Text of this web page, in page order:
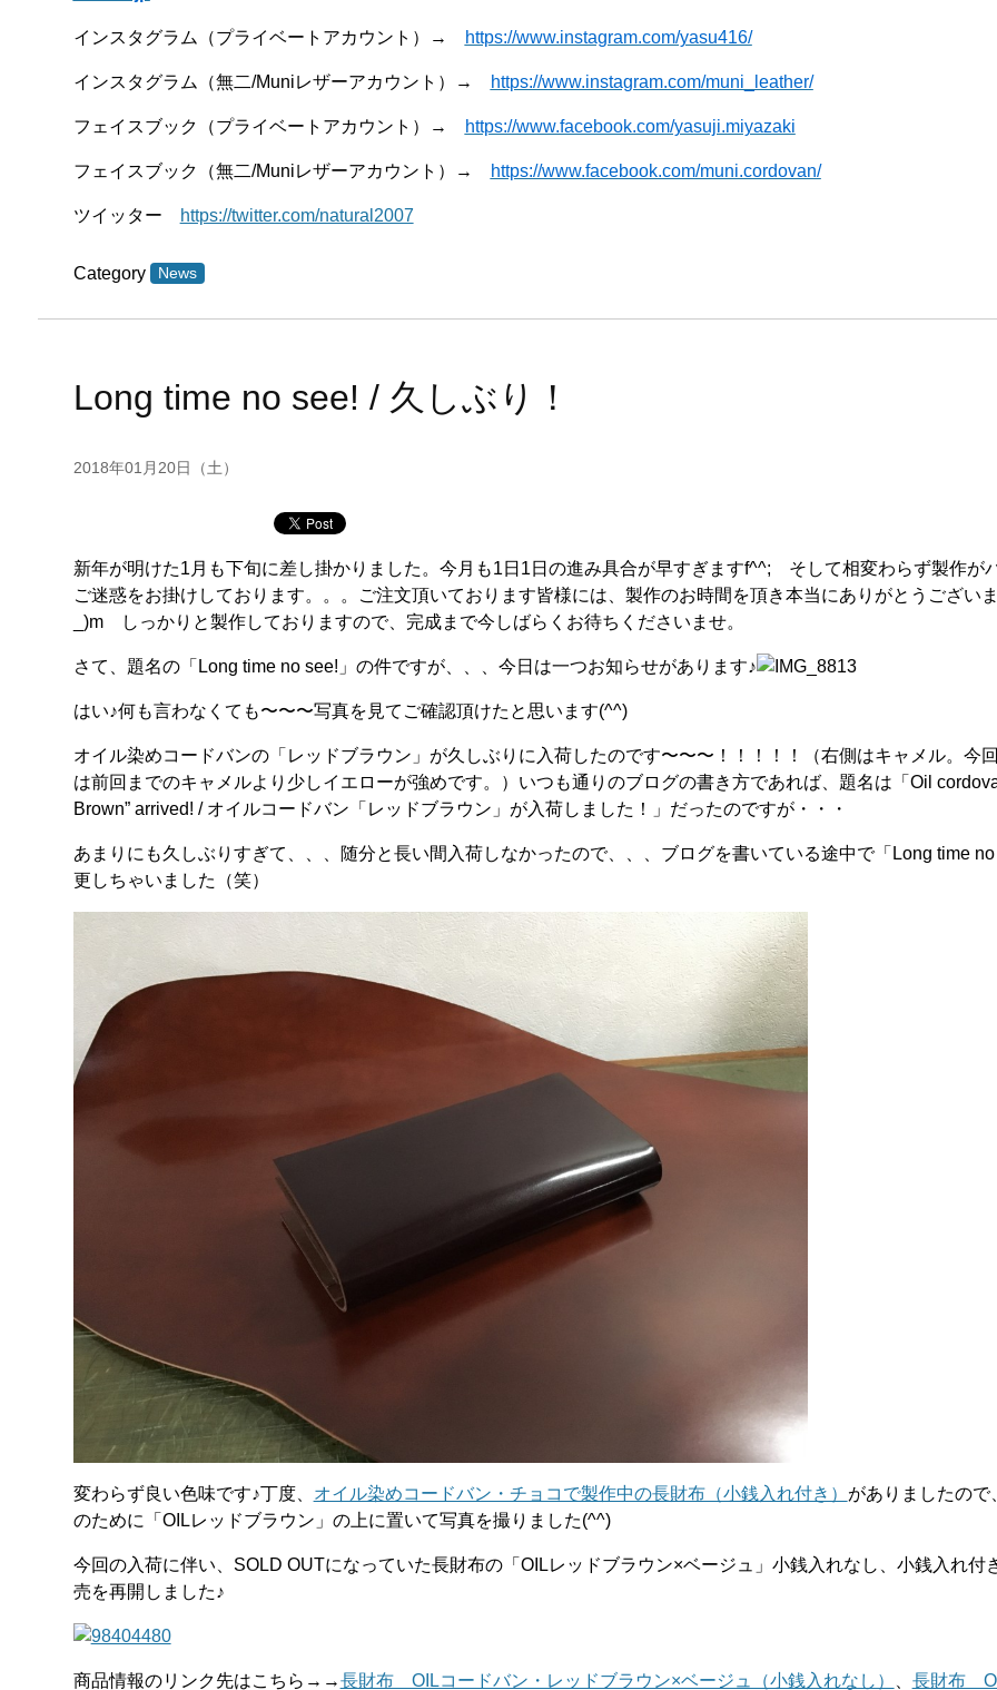
インスタグラム（プライベートアカウント）→ https://www.instagram.com/yasu416/
インスタグラム（無二/Muniレザーアカウント）→ https://www.instagram.com/muni_leather/
フェイスブック（プライベートアカウント）→ https://www.facebook.com/yasuji.miyazaki
フェイスブック（無二/Muniレザーアカウント）→ https://www.facebook.com/muni.cordovan/
ツイッター https://twitter.com/natural2007
Category News
Long time no see! / 久しぶり！
2018年01月20日（土）
新年が明けた1月も下旬に差し掛かりました。今月も1日1日の進み具合が早すぎますf^^; そして相変わらず製作が
ご迷惑をお掛けしております。。。ご注文頂いております皆様には、製作のお時間を頂き本当にありがとうございま
_)m しっかりと製作しておりますので、完成まで今しばらくお待ちくださいませ。
さて、題名の「Long time no see!」の件ですが、、、今日は一つお知らせがあります♪
はい♪何も言わなくても〜〜〜写真を見てご確認頂けたと思います(^^)
オイル染めコードバンの「レッドブラウン」が久しぶりに入荷したのです〜〜〜！！！！！（右側はキャメル。今
は前回までのキャメルより少しイエローが強めです。）いつも通りのブログの書き方であれば、題名は「Oil
Brown” arrived! / オイルコードバン「レッドブラウン」が入荷しました！」だったのですが・・・
あまりにも久しぶりすぎて、、、随分と長い間入荷しなかったので、、、ブログを書いている途中で「Long time
更しちゃいました（笑）
変わらず良い色味です♪丁度、 オイル染めコードバン・チョコで製作中の長財布（小銭入れ付き） がありましたので
のために「OILレッドブラウン」の上に置いて写真を撮りました(^^)
今回の入荷に伴い、SOLD OUTになっていた長財布の「OILレッドブラウン×ベージュ」小銭入れなし、小銭入れ付
売を再開しました♪
商品情報のリンク先はこちら→→長財布 OILコードバン・レッドブラウン×ベージュ（小銭入れなし） 長財布